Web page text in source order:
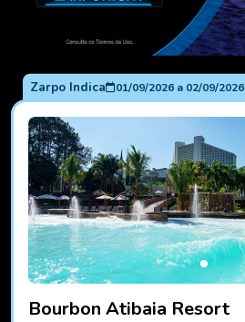
Zarpo Indica 01/09/2026a 02/09/2026
Bourbon Atibaia Resort